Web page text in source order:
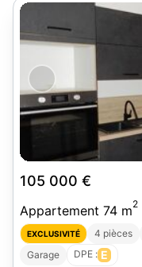
105 000 €
Appartement 74 m2
EXCLUSIVITÉ 4 pièces
Garage DPE : E